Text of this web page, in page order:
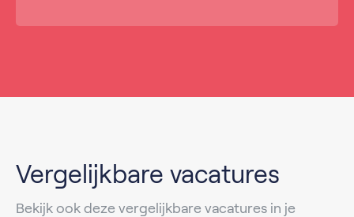
Vergelijkbare vacatures
Bekijk ook deze vergelijkbare vacatures in je